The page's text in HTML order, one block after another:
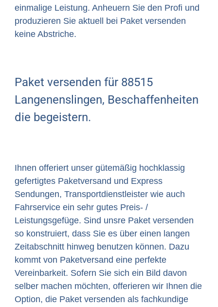
einmalige Leistung. Anheuern Sie den Profi und
produzieren Sie aktuell bei Paket versenden
keine Abstriche.
Paket versenden für 88515
Langenenslingen, Beschaffenheiten
die begeistern.
Ihnen offeriert unser gütemäßig hochklassig
gefertigtes Paketversand und Express
Sendungen, Transportdienstleister wie auch
Fahrservice ein sehr gutes Preis- /
Leistungsgefüge. Sind unsre Paket versenden
so konstruiert, dass Sie es über einen langen
Zeitabschnitt hinweg benutzen können. Dazu
kommt von Paketversand eine perfekte
Vereinbarkeit. Sofern Sie sich ein Bild davon
selber machen möchten, offerieren wir Ihnen die
Option, die Paket versenden als fachkundige